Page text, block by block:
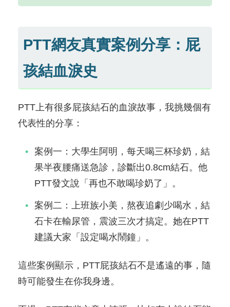
PTT網友真實案例分享：屁
孩結血淚史
PTT上有很多屁孩結石的血淚故事，我挑幾個有
代表性的分享：
案例一：大學生阿明，每天喝三杯珍奶，結
果半夜腰痛送急診，診斷出0.8cm結石。他
PTT發文說「再也不敢喝珍奶了」。
案例二：上班族小美，熬夜追劇少喝水，結
石卡在輸尿管，震波三次才搞定。她在PTT
建議大家「設定喝水鬧鐘」。
這些案例顯示，PTT屁孩結石不是遙遠的事，隨
時可能發生在你我身邊。